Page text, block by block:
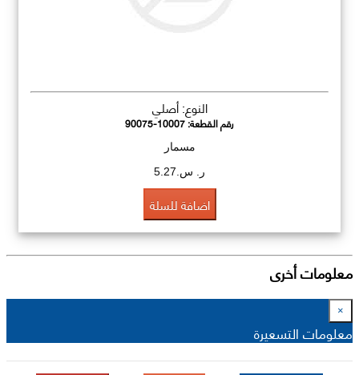
النوع: أصلي
رقم القطعة:90075-10007
مسمار
ر. س.5.27
اضافة للسلة
معلومات أخرى
×
معلومات التسعيرة